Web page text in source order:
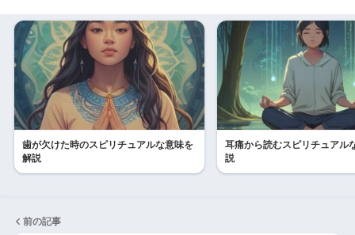
歯が欠けた時のスピリチュアルな意味を
解説
耳痛から読むスピリチュアル
説
前の記事